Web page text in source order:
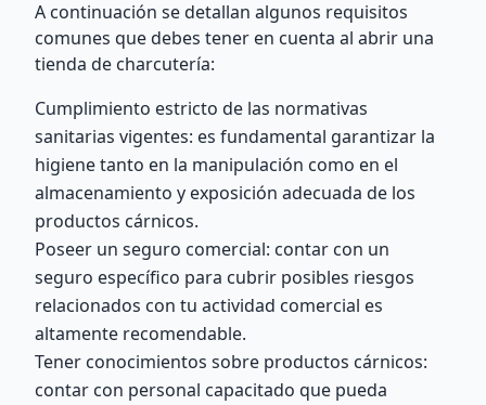
A continuación se detallan algunos requisitos
comunes que debes tener en cuenta al abrir una
tienda de charcutería:
Cumplimiento estricto de las normativas
sanitarias vigentes: es fundamental garantizar la
higiene tanto en la manipulación como en el
almacenamiento y exposición adecuada de los
productos cárnicos.
Poseer un seguro comercial: contar con un
seguro específico para cubrir posibles riesgos
relacionados con tu actividad comercial es
altamente recomendable.
Tener conocimientos sobre productos cárnicos:
contar con personal capacitado que pueda